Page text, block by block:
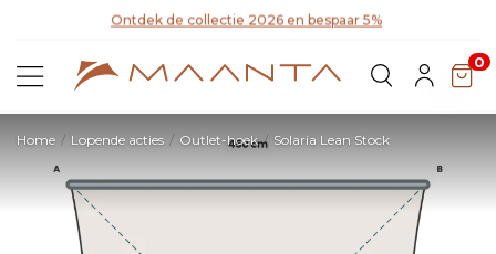
Ontdek de collectie 2026 en bespaar 5%
0
Home Lopende acties Outlet-hoek Solaria Lean Stock